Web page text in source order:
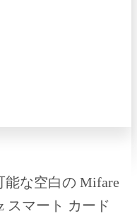
能な空白の Mifare
スマート カード